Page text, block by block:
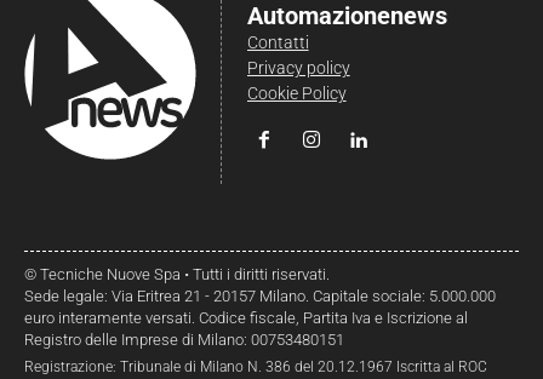
Automazionenews
Contatti
Privacy policy
Cookie Policy
© Tecniche Nuove Spa • Tutti i diritti riservati.
Sede legale: Via Eritrea 21 - 20157 Milano. Capitale sociale: 5.000.000
euro interamente versati. Codice fiscale, Partita Iva e Iscrizione al
Registro delle Imprese di Milano: 00753480151
Registrazione: Tribunale di Milano N. 386 del 20.12.1967 Iscritta al ROC